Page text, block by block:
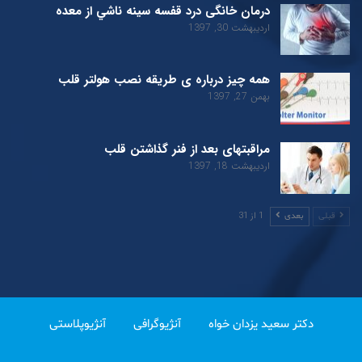
درمان خانگی درد قفسه سينه ناشي از معده
اردیبهشت 30, 1397
همه چیز درباره ی طریقه نصب هولتر قلب
بهمن 27, 1397
مراقبتهای بعد از فنر گذاشتن قلب
اردیبهشت 18, 1397
قبلی بعدی 1 از 31
دکتر سعید یزدان خواه آنژیوگرافی آنژیوپلاستی